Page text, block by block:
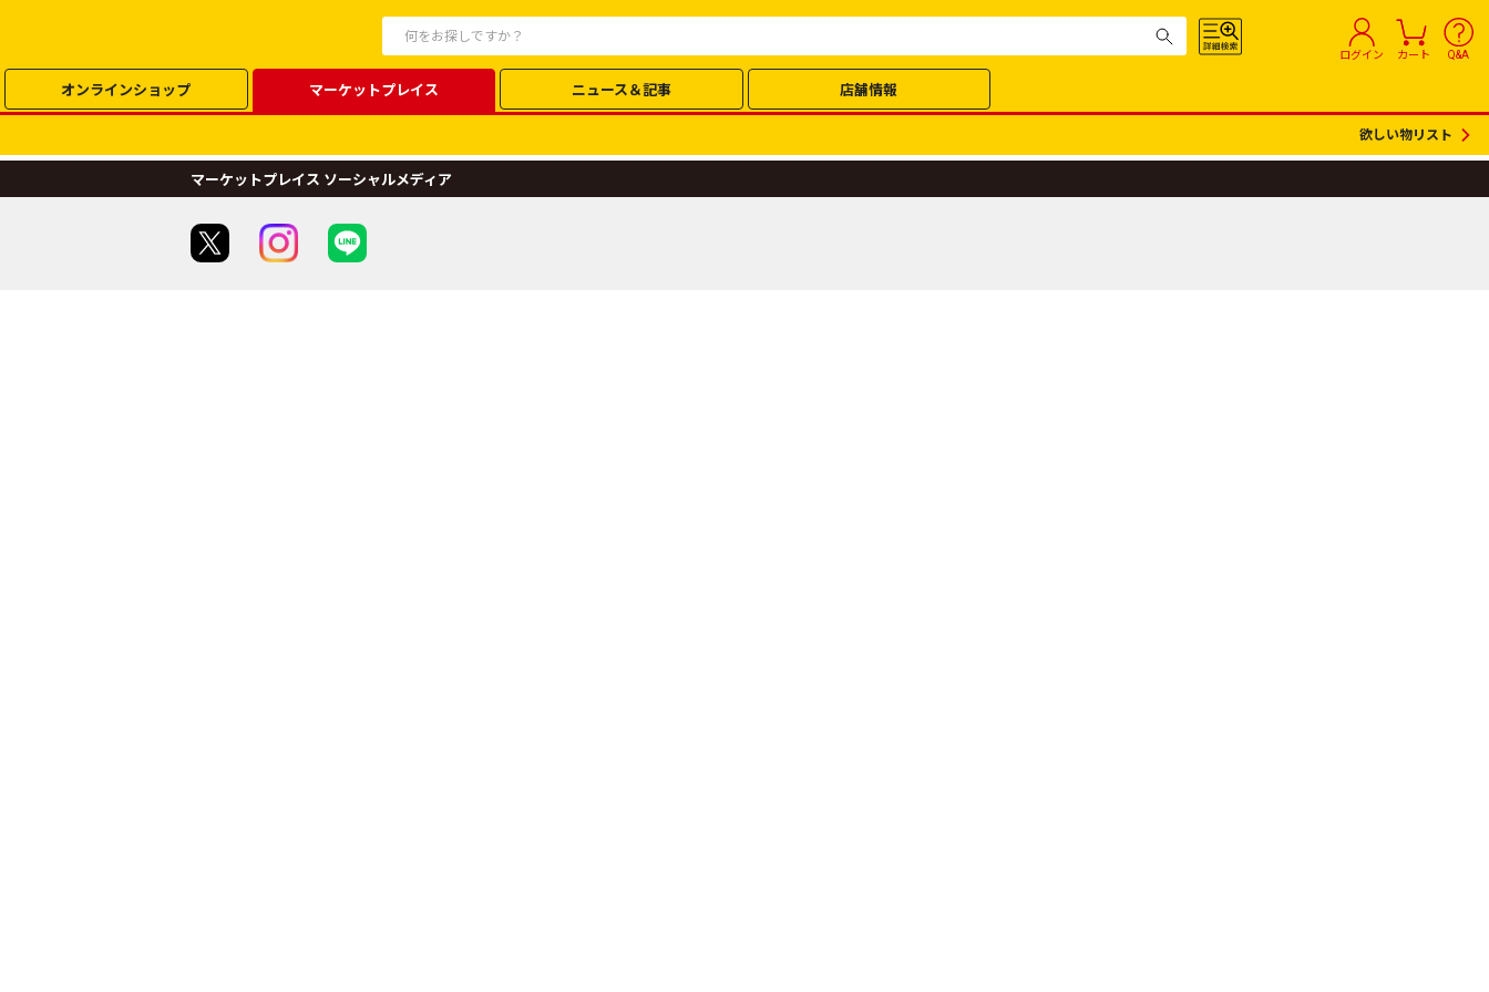
ログイン カート Q&A
オンラインショップ マーケットプレイス ニュース＆記事 店舗情報
欲しい物リスト
マーケットプレイス ソーシャルメディア